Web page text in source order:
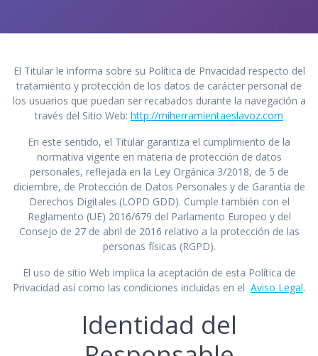
El Titular le informa sobre su Política de Privacidad respecto del
tratamiento y protección de los datos de carácter personal de
los usuarios que puedan ser recabados durante la navegación a
través del Sitio Web: http://miherramientaeslavoz.com
En este sentido, el Titular garantiza el cumplimiento de la
normativa vigente en materia de protección de datos
personales, reflejada en la Ley Orgánica 3/2018, de 5 de
diciembre, de Protección de Datos Personales y de Garantía de
Derechos Digitales (LOPD GDD). Cumple también con el
Reglamento (UE) 2016/679 del Parlamento Europeo y del
Consejo de 27 de abril de 2016 relativo a la protección de las
personas físicas (RGPD).
El uso de sitio Web implica la aceptación de esta Política de
Privacidad así como las condiciones incluidas en el Aviso Legal.
Identidad del